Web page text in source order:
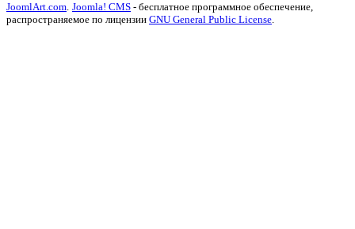
JoomlArt.com. Joomla! CMS - бесплатное программное обеспечение,
распространяемое по лицензии GNU General Public License.